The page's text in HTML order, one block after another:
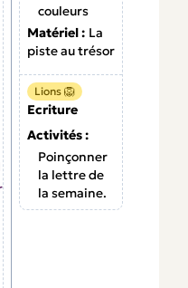
couleurs
Matériel : La
piste au trésor
Lions 🦁
Ecriture
Activités :
Poinçonner
la lettre de
la semaine.